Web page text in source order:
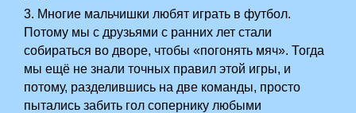
3. Многие мальчишки любят играть в футбол.
Потому мы с друзьями с ранних лет стали
собираться во дворе, чтобы «погонять мяч». Тогда
мы ещё не знали точных правил этой игры, и
потому, разделившись на две команды, просто
пытались забить гол сопернику любыми